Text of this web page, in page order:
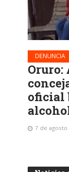
DENUNCIA
Oruro:
oficial
7 de agosto